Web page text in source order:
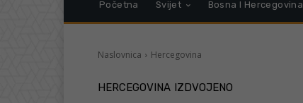
Početna Svijet Bosna I Hercegovina
Naslovnica Hercegovina
HERCEGOVINA IZDVOJENO